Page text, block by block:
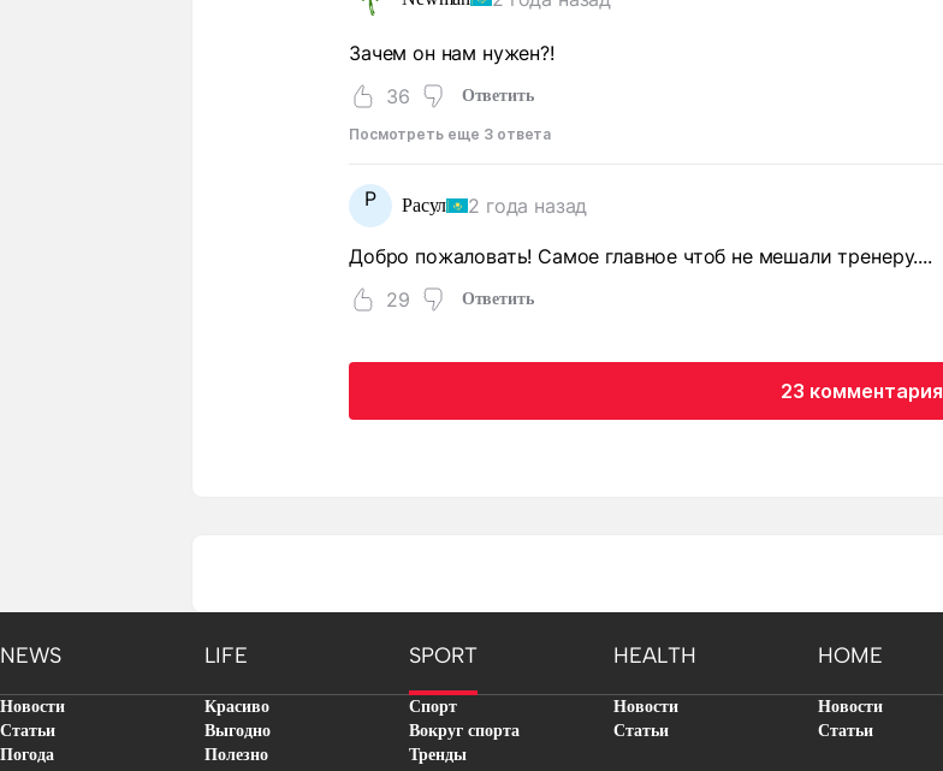
Зачем он нам нужен?!
36
Ответить
Посмотреть еще 3 ответа
Р Расул 2 года назад
Добро пожаловать! Самое главное чтоб не мешали тренеру....
29
Ответить
23 комментария
NEWS LIFE SPORT HEALTH HOME
Новости
Статьи
Погода
Красиво
Выгодно
Полезно
Спорт
Вокруг спорта
Тренды
Новости
Статьи
Новости
Статьи